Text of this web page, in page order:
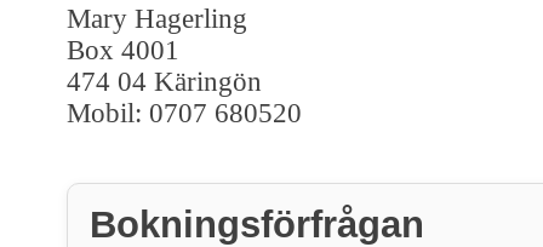
Mary Hagerling
Box 4001
474 04 Käringön
Mobil: 0707 680520
Bokningsförfrågan